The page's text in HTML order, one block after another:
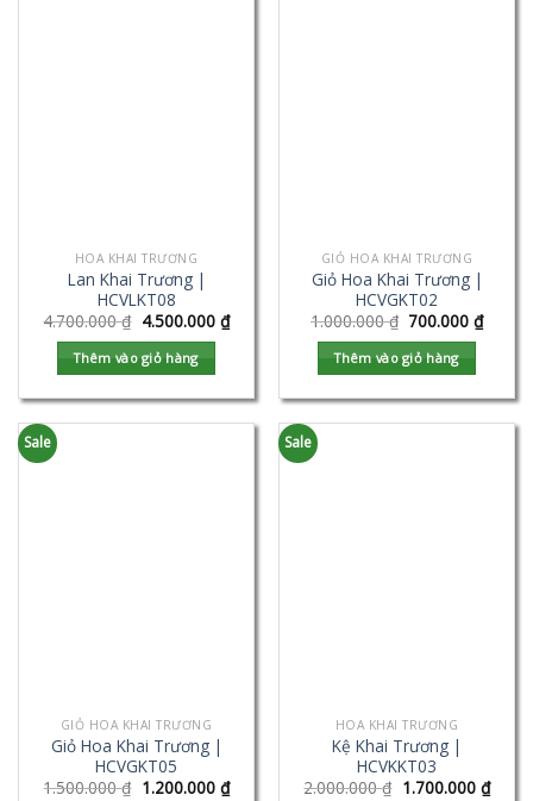
HOA KHAI TRƯƠNG
Lan Khai Trương |
HCVLKT08
4.700.000₫ 4.500.000 ₫
Thêm vào giỏ hàng
GIỎ HOA KHAI TRƯƠNG
Giỏ Hoa Khai Trương |
HCVGKT02
1.000.000₫ 700.000₫
Thêm vào giỏ hàng
Sale
GIỎ HOA KHAI TRƯƠNG
Giỏ Hoa Khai Trương |
HCVGKT05
1.500.000₫ 1.200.000 ₫
Sale
HOA KHAI TRƯƠNG
Kệ Khai Trương |
HCVKKT03
2.000.000₫ 1.700.000 ₫